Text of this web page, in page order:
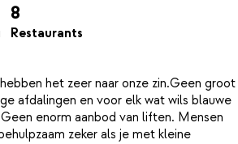
8
Restaurants
het zeer naar onze zin.Geen groot
afdalingen en voor elk wat wils blauwe
enorm aanbod van liften. Mensen
zeker als je met kleine